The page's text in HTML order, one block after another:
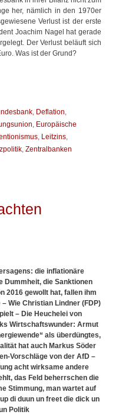
her, nämlich in den 1970er
Verlust ist der erste
Joachim Nagel hat gerade
Der Verlust beläuft sich
Was ist der Grund?
, Deflation,
, Europäische
, Leitzins,
, Zentralbanken
die inflationäre
Dummheit, die Sanktionen
2016 gewollt hat, fallen ihm
Wie Christian Lindner (FDP)
– Die Heuchelei von
Wirtschaftswunder: Armut
als überdüngtes,
hat auch Markus Söder
Vorschläge von der AfD –
acht wirksame andere
das Feld beherrschen die
Stimmung, man wartet auf
di duun un freet die dick un
Politik